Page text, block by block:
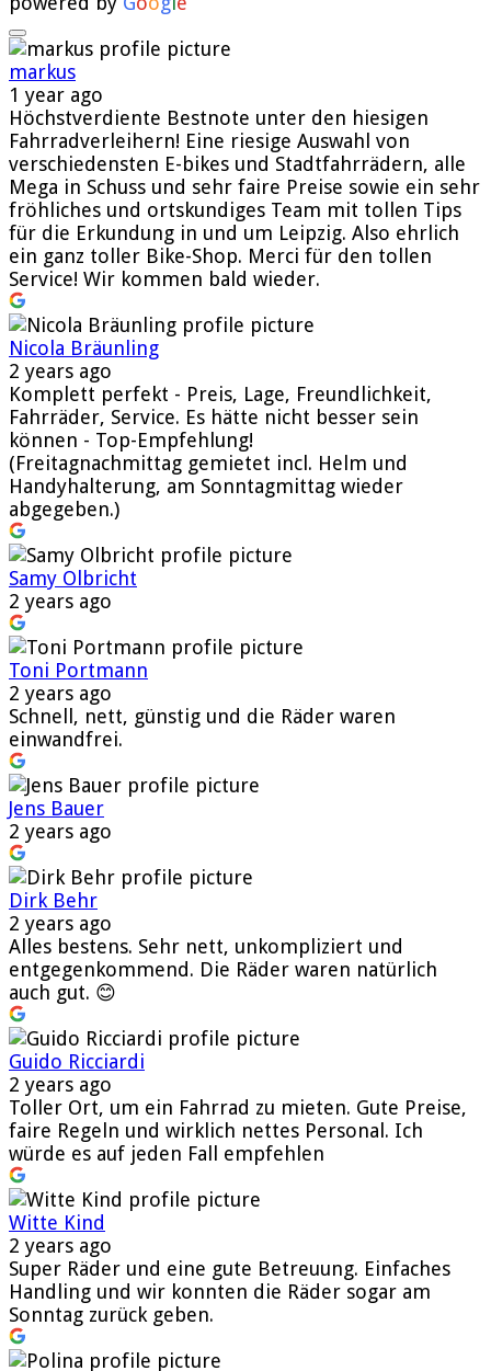
markus
1 year ago
Höchstverdiente Bestnote unter den hiesigen
Fahrradverleihern! Eine riesige Auswahl von
verschiedensten E-bikes und Stadtfahrrädern, alle
Mega in Schuss und sehr faire Preise sowie ein sehr
fröhliches und ortskundiges Team mit tollen Tips
für die Erkundung in und um Leipzig. Also ehrlich
ein ganz toller Bike-Shop. Merci für den tollen
Service! Wir kommen bald wieder.
Nicola Bräunling
2 years ago
Komplett perfekt - Preis, Lage, Freundlichkeit,
Fahrräder, Service. Es hätte nicht besser sein
können - Top-Empfehlung!
(Freitagnachmittag gemietet incl. Helm und
Handyhalterung, am Sonntagmittag wieder
abgegeben.)
Samy Olbricht
2 years ago
Toni Portmann
2 years ago
Schnell, nett, günstig und die Räder waren
einwandfrei.
Jens Bauer
2 years ago
Dirk Behr
2 years ago
Alles bestens. Sehr nett, unkompliziert und
entgegenkommend. Die Räder waren natürlich
auch gut. 😊
Guido Ricciardi
2 years ago
Toller Ort, um ein Fahrrad zu mieten. Gute Preise,
faire Regeln und wirklich nettes Personal. Ich
würde es auf jeden Fall empfehlen
Witte Kind
2 years ago
Super Räder und eine gute Betreuung. Einfaches
Handling und wir konnten die Räder sogar am
Sonntag zurück geben.